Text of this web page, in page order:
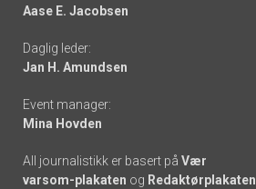
-
links
Aase E. Jacobsen
Daglig leder:
Jan H. Amundsen
Event manager:
Mina Hovden
All journalistikk er basert på Vær
varsom-plakaten og Redaktørplakaten